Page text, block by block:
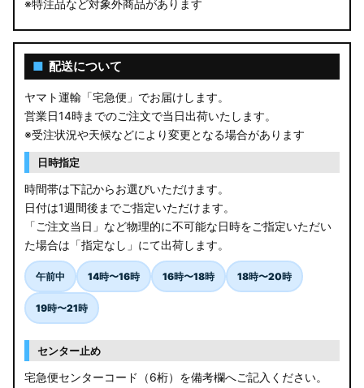
※特注品など対象外商品があります
■ 配送について
ヤマト運輸「宅急便」でお届けします。
営業日14時までのご注文で当日出荷いたします。
※受注状況や天候などにより変更となる場合があります
日時指定
時間帯は下記からお選びいただけます。
日付は1週間後までご指定いただけます。
「ご注文当日」など物理的に不可能な日時をご指定いただい
た場合は「指定なし」にて出荷します。
午前中 14時〜16時 16時〜18時 18時〜20時
19時〜21時
センター止め
宅急便センターコード（6桁）を備考欄へご記入ください。